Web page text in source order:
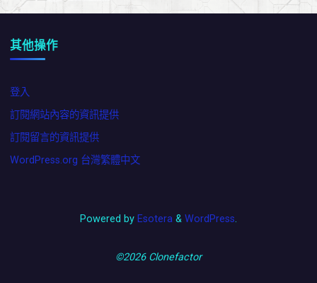
其他操作
登入
訂閱網站內容的資訊提供
訂閱留言的資訊提供
WordPress.org 台灣繁體中文
Powered by Esotera & WordPress.
©2026 Clonefactor